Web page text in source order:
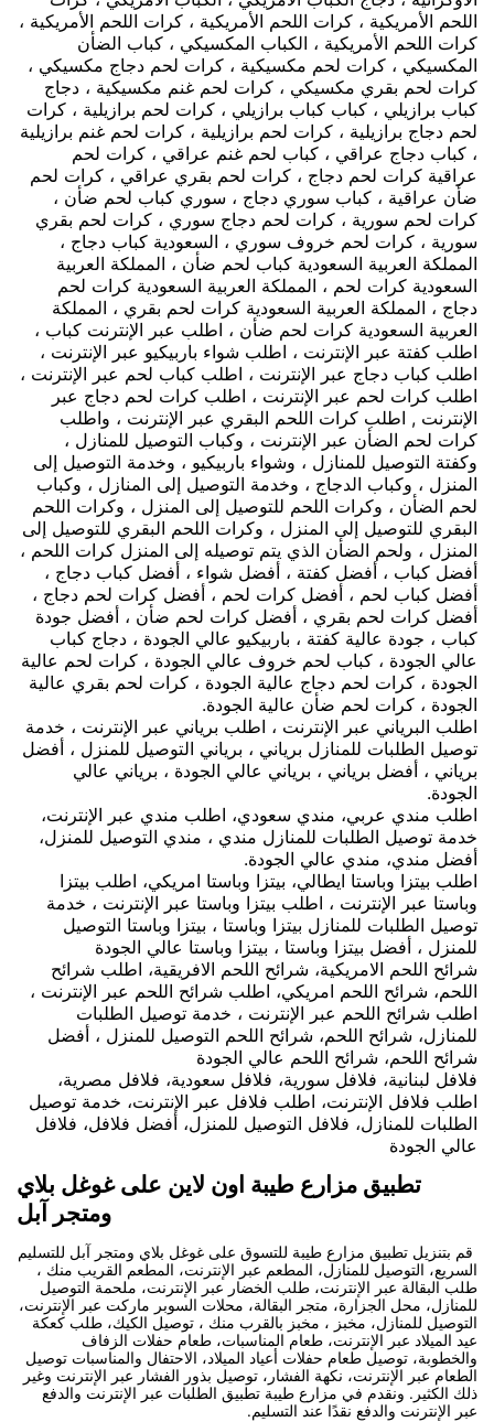
اللحم الأمريكية ، كرات اللحم الأمريكية ، كرات اللحم الأمريكية ،
كرات اللحم الأمريكية ، الكباب المكسيكي ، كباب الضأن
المكسيكي ، كرات لحم مكسيكية ، كرات لحم دجاج مكسيكي ،
كرات لحم بقري مكسيكي ، كرات لحم غنم مكسيكية ، دجاج
كباب برازيلي ، كباب كباب برازيلي ، كرات لحم برازيلية ، كرات
لحم دجاج برازيلية ، كرات لحم برازيلية ، كرات لحم غنم برازيلية
، كباب دجاج عراقي ، كباب لحم غنم عراقي ، كرات لحم
عراقية كرات لحم دجاج ، كرات لحم بقري عراقي ، كرات لحم
ضأن عراقية ، كباب سوري دجاج ، سوري كباب لحم ضأن ،
كرات لحم سورية ، كرات لحم دجاج سوري ، كرات لحم بقري
سورية ، كرات لحم خروف سوري ، السعودية كباب دجاج ،
المملكة العربية السعودية كباب لحم ضأن ، المملكة العربية
السعودية كرات لحم ، المملكة العربية السعودية كرات لحم
دجاج ، المملكة العربية السعودية كرات لحم بقري ، المملكة
العربية السعودية كرات لحم ضأن ، اطلب عبر الإنترنت كباب ،
اطلب كفتة عبر الإنترنت ، اطلب شواء باربيكيو عبر الإنترنت ،
اطلب كباب دجاج عبر الإنترنت ، اطلب كباب لحم عبر الإنترنت ،
اطلب كرات لحم عبر الإنترنت ، اطلب كرات لحم دجاج عبر
الإنترنت , اطلب كرات اللحم البقري عبر الإنترنت ، واطلب
كرات لحم الضأن عبر الإنترنت ، وكباب التوصيل للمنازل ،
وكفتة التوصيل للمنازل ، وشواء باربيكيو ، وخدمة التوصيل إلى
المنزل ، وكباب الدجاج ، وخدمة التوصيل إلى المنازل ، وكباب
لحم الضأن ، وكرات اللحم للتوصيل إلى المنزل ، وكرات اللحم
البقري للتوصيل إلى المنزل ، وكرات اللحم البقري للتوصيل إلى
المنزل ، ولحم الضأن الذي يتم توصيله إلى المنزل كرات اللحم ،
أفضل كباب ، أفضل كفتة ، أفضل شواء ، أفضل كباب دجاج ،
أفضل كباب لحم ، أفضل كرات لحم ، أفضل كرات لحم دجاج ،
أفضل كرات لحم بقري ، أفضل كرات لحم ضأن ، أفضل جودة
كباب ، جودة عالية كفتة ، باربيكيو عالي الجودة ، دجاج كباب
عالي الجودة ، كباب لحم خروف عالي الجودة ، كرات لحم عالية
الجودة ، كرات لحم دجاج عالية الجودة ، كرات لحم بقري عالية
الجودة ، كرات لحم ضأن عالية الجودة.
اطلب البرياني عبر الإنترنت ، اطلب برياني عبر الإنترنت ، خدمة
توصيل الطلبات للمنازل برياني ، برياني التوصيل للمنزل ، أفضل
برياني ، أفضل برياني ، برياني عالي الجودة ، برياني عالي
الجودة.
اطلب مندي عربي، مندي سعودي، اطلب مندي عبر الإنترنت،
خدمة توصيل الطلبات للمنازل مندي ، مندي التوصيل للمنزل،
أفضل مندي، مندي عالي الجودة.
اطلب بيتزا وباستا ايطالي، بيتزا وباستا امريكي، اطلب بيتزا
وباستا عبر الإنترنت ، اطلب بيتزا وباستا عبر الإنترنت ، خدمة
توصيل الطلبات للمنازل بيتزا وباستا ، بيتزا وباستا التوصيل
للمنزل ، أفضل بيتزا وباستا ، بيتزا وباستا عالي الجودة
شرائح اللحم الامريكية، شرائح اللحم الافريقية، اطلب شرائح
اللحم، شرائح اللحم امريكي، اطلب شرائح اللحم عبر الإنترنت ،
اطلب شرائح اللحم عبر الإنترنت ، خدمة توصيل الطلبات
للمنازل، شرائح اللحم، شرائح اللحم التوصيل للمنزل ، أفضل
شرائح اللحم، شرائح اللحم عالي الجودة
فلافل لبنانية، فلافل سورية، فلافل سعودية، فلافل مصرية،
اطلب فلافل الإنترنت، اطلب فلافل عبر الإنترنت، خدمة توصيل
الطلبات للمنازل، فلافل التوصيل للمنزل، أفضل فلافل، فلافل
عالي الجودة
تطبيق مزارع طيبة اون لاين على غوغل بلاي
ومتجر آبل
قم بتنزيل تطبيق مزارع طيبة للتسوق على غوغل بلاي ومتجر آبل للتسليم
السريع، التوصيل للمنازل، المطعم عبر الإنترنت، المطعم القريب منك ،
طلب البقالة عبر الإنترنت، طلب الخضار عبر الإنترنت، ملحمة التوصيل
للمنازل، محل الجزارة، متجر البقالة، محلات السوبر ماركت عبر الإنترنت،
التوصيل للمنازل، مخبز ، مخبز بالقرب منك ، توصيل الكيك، طلب كعكة
عيد الميلاد عبر الإنترنت، طعام المناسبات، طعام حفلات الزفاف
والخطوبة، توصيل طعام حفلات أعياد الميلاد، الاحتفال والمناسبات توصيل
الطعام عبر الإنترنت، نكهة الفشار، توصيل بذور الفشار عبر الإنترنت وغير
ذلك الكثير. ونقدم في مزارع طيبة تطبيق الطلبات عبر الإنترنت والدفع
عبر الإنترنت والدفع نقدًا عند التسليم.